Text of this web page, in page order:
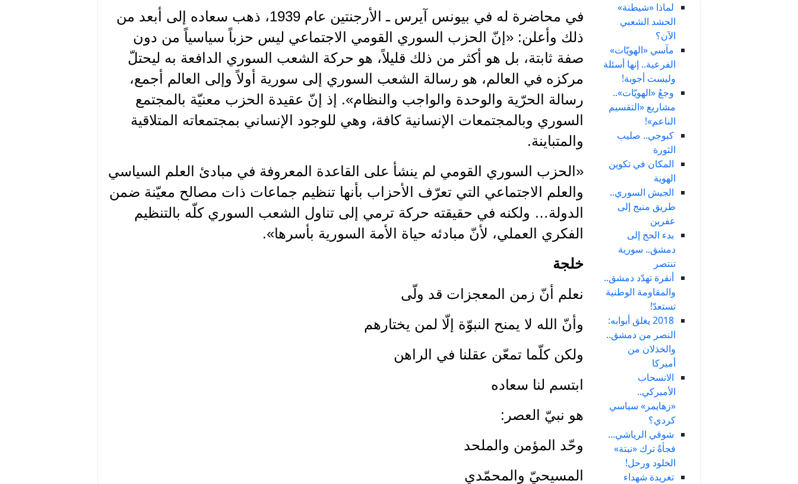
لماذا «شيطنة»
الحشد الشعبي
الآن؟
مآسي «الهويّات»
الفرعية.. إنها أسئلة
وليست أجوبة!
وجعُ «الهويّات»..
مشاريع «التقسيم
الناعم»!
كبوجي.. صليب
الثورة
المكان في تكوين
الهوية
الجيش السوري..
طريق منبج إلى
عفرين
بدء الحج إلى
دمشق.. سورية
تنتصر
أنقرة تهدّد دمشق..
والمقاومة الوطنية
تستعدّ!
2018 يغلق أبوابه:
النصر من دمشق..
والخذلان من
أميركا
الانسحاب
الأميركي..
«زهايمر» سياسي
كردي؟
شوقي الرياشي...
فجأةً ترك «نبتة»
الخلود ورحل!
تغريدة شهداء
في محاضرة له في بيونس آيرس ـ الأرجنتين عام 1939، ذهب سعاده إلى أبعد من
ذلك وأعلن: «إنّ الحزب السوري القومي الاجتماعي ليس حزباً سياسياً من دون
صفة ثابتة، بل هو أكثر من ذلك قليلاً، هو حركة الشعب السوري الدافعة به ليحتلّ
مركزه في العالم، هو رسالة الشعب السوري إلى سورية أولاً وإلى العالم أجمع،
رسالة الحرّية والوحدة والواجب والنظام». إذ إنّ عقيدة الحزب معنيّة بالمجتمع
السوري وبالمجتمعات الإنسانية كافة، وهي للوجود الإنساني بمجتمعاته المتلاقية
والمتباينة.
«الحزب السوري القومي لم ينشأ على القاعدة المعروفة في مبادئ العلم السياسي
والعلم الاجتماعي التي تعرّف الأحزاب بأنها تنظيم جماعات ذات مصالح معيّنة ضمن
الدولة… ولكنه في حقيقته حركة ترمي إلى تناول الشعب السوري كلّه بالتنظيم
الفكري العملي، لأنّ مبادئه حياة الأمة السورية بأسرها».
خلجة
نعلم أنّ زمن المعجزات قد ولّى
وأنّ الله لا يمنح النبوّة إلّا لمن يختارهم
ولكن كلّما تمعّن عقلنا في الراهن
ابتسم لنا سعاده
هو نبيّ العصر:
وحّد المؤمن والملحد
المسيحيّ والمحمّدي